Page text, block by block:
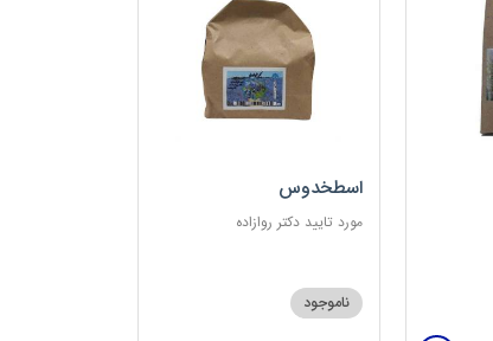
اسطخدوس
مورد تایید دکتر روازاده
ناموجود